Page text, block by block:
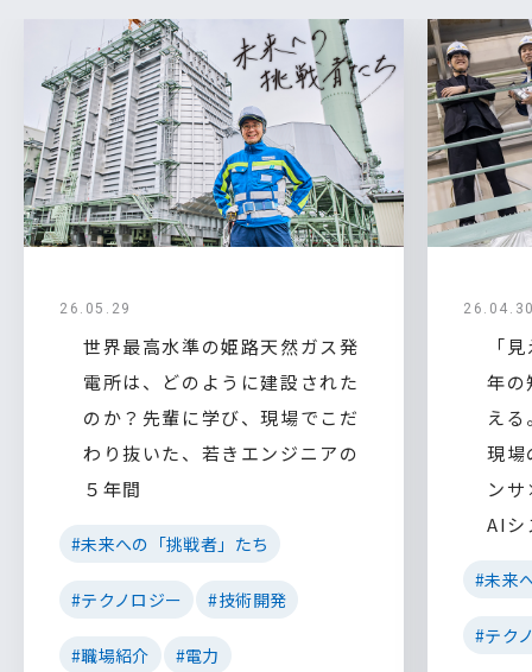
26.05.29
世界最高水準の姫路天然ガス発
電所は、どのように建設された
のか？先輩に学び、現場でこだ
わり抜いた、若きエンジニアの
５年間
#未来への「挑戦者」たち
#テクノロジー #技術開発
#職場紹介 #電力
「
年の
え
現場
ン
AIシ
#未来
#テク